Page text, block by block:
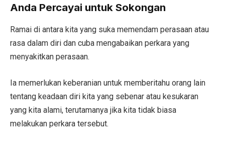
Anda Percayai untuk Sokongan
Ramai di antara kita yang suka memendam perasaan atau
rasa dalam diri dan cuba mengabaikan perkara yang
menyakitkan perasaan.
Ia memerlukan keberanian untuk memberitahu orang lain
tentang keadaan diri kita yang sebenar atau kesukaran
yang kita alami, terutamanya jika kita tidak biasa
melakukan perkara tersebut.